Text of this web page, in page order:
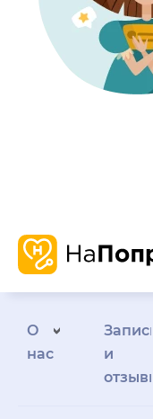
О
нас
Запись
и
отзывы